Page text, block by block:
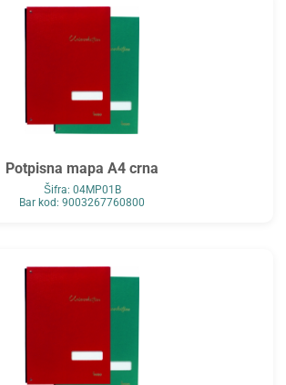
Potpisna mapa A4 crna
Šifra: 04MP01B
Bar kod: 9003267760800